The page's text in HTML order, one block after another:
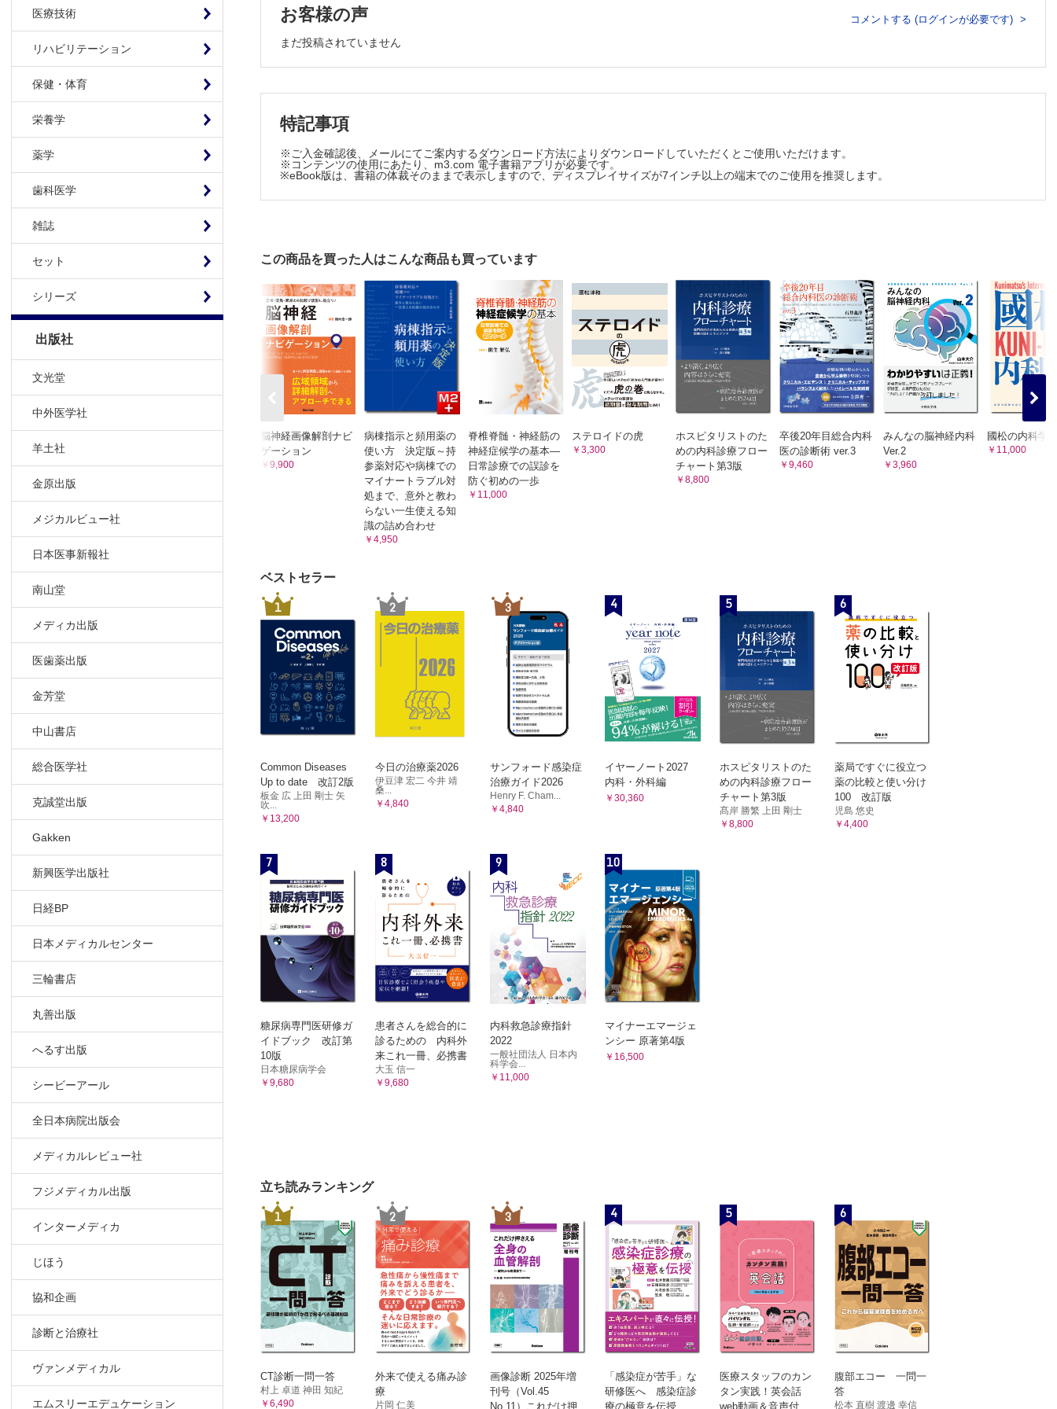
医療技術
リハビリテーション
保健・体育
栄養学
薬学
歯科医学
雑誌
セット
シリーズ
出版社
文光堂
中外医学社
羊土社
金原出版
メジカルビュー社
日本医事新報社
南山堂
メディカ出版
医歯薬出版
金芳堂
中山書店
総合医学社
克誠堂出版
Gakken
新興医学出版社
日経BP
日本メディカルセンター
三輪書店
丸善出版
へるす出版
シービーアール
全日本病院出版会
メディカルレビュー社
フジメディカル出版
インターメディカ
じほう
協和企画
診断と治療社
ヴァンメディカル
エムスリーエデュケーション
2．脳アスペルギルス症
1．トキソプラズマ脳炎
2．脳マラリア
G．中枢神経系の寄生虫感染症
1．脳有鉤囊虫症
・3—1．無症候性脳血管障害
・3—2．局所性脳機能障害
・3—2—1）一過性脳虚血発作
・3—2—2）脳卒中
A．脳出血
1．高血圧性脳出血
2．脳アミロイドアンギオパチー
B．くも膜下出血
2．脳動静脈奇形
3．その他の脳血管奇形
a）海綿状血管奇形
1．脳の動脈系
2．脳梗塞が成立するには
3．脳梗塞各論
a）アテローム血栓性脳梗塞
b）ラクナ梗塞
c）心原性脳塞栓症
e）もやもや病（ウィリス動脈輪閉塞症）
f）CADASIL
g）悪性腫瘍による多発性脳梗塞
・3—3．血管性認知症
・3—4．高血圧性脳症
第4章 脳腫瘍
・脳腫瘍総論
A．転移性脳腫瘍
a）成人型浸潤性グリオーマ
c）上衣細胞系腫瘍（上衣腫）
C．髄膜腫
D．下垂体腺腫
E．神経鞘腫
第5章 中枢神経系の外傷
A．頭部外傷
1．頭蓋骨損傷
a）頭蓋冠骨折
b）頭蓋底骨折
2．局所性病変
a）急性硬膜外血腫
b）急性硬膜下血腫
c）脳挫傷と脳内血腫
3．びまん性脳損傷
a）脳震盪
b）びまん性軸索損傷
c）びまん性脳腫脹
4．慢性硬膜下血腫
5．頸動脈海綿静脈洞瘻
b）アルノルド・キアリ奇形
3．脳の奇形
a）ダンディ・ウォーカー奇形
B．胎内感染症
1．先天性トキソプラズマ症
2．先天性風疹症候群
3．巨細胞封入体症
4．新生児ヘルペス
5．先天梅毒
C．周産期脳損傷
1．脳性麻痺
1．神経線維腫症
a）神経線維腫症1型
b）神経線維腫症2型
2．個々の筋力の評価
3．筋トーヌス
2．表在反射
G．感覚系の診察
1．温痛覚・触覚の検査
2．振動覚の検査
H．小脳系の診察
2．指鼻試験
3．踵膝試験
I．立位・歩行の診察
1．ロンベルク徴候
2．ガワーズ徴候
J．自律神経系の診察
1．起立性低血圧
2．排尿・排便・性機能
K．髄膜刺激症候の診察
2．ケルニッヒ徴候
3．ブルジンスキー徴候
4．jolt accentuation
A．中枢神経系のウイルス感染症
1．急性ウイルス性脳炎
a）単純ヘルペス脳炎
b）HHV—6脳炎
c）日本脳炎
2．ウイルス性髄膜炎
3．遅発性ウイルス感染症
a）亜急性硬化性全脳炎
b）進行性多巣性白質脳症
a）ヒトTリンパ球向性ウイルス脊髄症
b）AIDS脳症（HIV脳症）
5．その他のウイルス感染症
c）帯状疱疹
6．インフルエンザ脳症
7．Covid—19関連脳炎・脳症
B．中枢神経系の細菌感染症
1．化膿性細菌による感染症
a）急性細菌性髄膜炎
b）脳膿瘍
2．結核性髄膜炎
3．その他の細菌感染症
a）ボツリヌス中毒
D．中枢神経系の真菌感染症
1．クリプトコッカス髄膜炎
2．脳アスペルギルス症
3．その他の真菌感染症
E．中枢神経系のリケッチア感染症
1．つつが虫病に合併する脳炎・髄膜炎
2．その他のリケッチア感染症
F．中枢神経系の原虫感染症
1．トキソプラズマ脳炎
G．中枢神経系の寄生虫感染症
1．脳有鉤囊虫症
お客様の声 コメントする (ログインが必要です)
まだ投稿されていません
特記事項
※ご入金確認後、メールにてご案内するダウンロード方法によりダウンロードしていただくとご使用いただけます。
※コンテンツの使用にあたり、m3.com 電子書籍アプリが必要です。
※eBook版は、書籍の体裁そのままで表示しますので、ディスプレイサイズが7インチ以上の端末でのご使用を推奨します。
この商品を買った人はこんな商品も買っています
脳神経画像解剖ナビ
ゲーション
￥9,900
病棟指示と頻用薬の
使い方 決定版～持
参薬対応や病棟での
マイナートラブル対
処まで、意外と教わ
らない一生使える知
識の詰め合わせ
￥4,950
脊椎脊髄・神経筋の
神経症候学の基本―
日常診療での誤診を
防ぐ初めの一歩
￥11,000
ステロイドの虎
￥3,300
ホスピタリストのた
めの内科診療フロー
チャート第3版
￥8,800
卒後20年目総合内科
医の診断術 ver.3
￥9,460
みんなの脳神経内科
Ver.2
￥3,960
國松の内科学
￥11,000
ベストセラー
1
Common Diseases
Up to date 改訂2版
板金 広 上田 剛士 矢
吹...
￥13,200
2
今日の治療薬2026
伊豆津 宏二 今井 靖
桑...
￥4,840
3
サンフォード感染症
治療ガイド2026
Henry F. Cham...
￥4,840
4
イヤーノート2027
内科・外科編
￥30,360
5
ホスピタリストのた
めの内科診療フロー
チャート第3版
髙岸 勝繁 上田 剛士
￥8,800
6
薬局ですぐに役立つ
薬の比較と使い分け
100 改訂版
児島 悠史
￥4,400
7
糖尿病専門医研修ガ
イドブック 改訂第
10版
日本糖尿病学会
￥9,680
8
患者さんを総合的に
診るための 内科外
来これ一冊、必携書
大玉 信一
￥9,680
9
内科救急診療指針
2022
一般社団法人 日本内
科学会...
￥11,000
10
マイナーエマージェ
ンシー 原著第4版
￥16,500
立ち読みランキング
1
CT診断一問一答
村上 卓道 神田 知紀
￥6,490
2
外来で使える痛み診
療
片岡 仁美
3
画像診断 2025年増
刊号（Vol.45
No.11）これだけ押
4
「感染症が苦手」な
研修医へ 感染症診
療の極意を伝授
5
医療スタッフのカン
タン実践！英会話
web動画＆音声付
6
腹部エコー 一問一
答
松本 直樹 渡邊 幸信